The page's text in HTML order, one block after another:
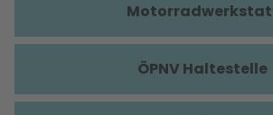
ÖPNV Haltestelle